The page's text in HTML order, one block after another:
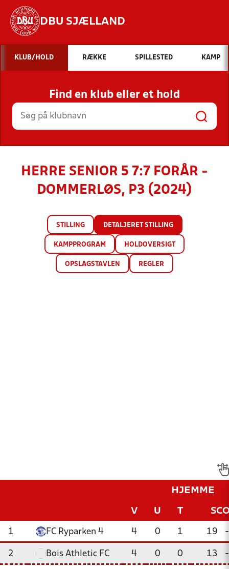
DBU SJÆLLAND
Hvad vil du søge efter?
INDHOLD OG NYHEDER
STILLINGER, RESULTATER, KLUBBER OG
HOLD
KLUB/HOLD RÆKKE SPILLESTED KAMP
Find en klub eller et hold
HERRE SENIOR 5 7:7 FORÅR -
DOMMERLØS, P3 (2024)
STILLING DETALJERET STILLING
KAMPPROGRAM HOLDOVERSIGT
OPSLAGSTAVLEN REGLER
HJEMME
V U T
1 FC Ryparken 4 4 0 1 19 -
2 Bois Athletic FC 4 0 0 13 -